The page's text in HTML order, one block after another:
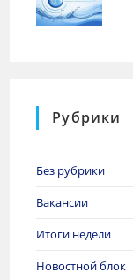
Рубрики
Без рубрики
Вакансии
Итоги недели
Новостной блок